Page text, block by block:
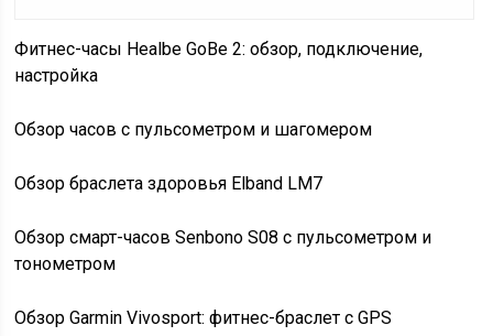
Фитнес-часы Healbe GoBe 2: обзор, подключение,
настройка
Обзор часов с пульсометром и шагомером
Обзор браслета здоровья Elband LM7
Обзор смарт-часов Senbono S08 с пульсометром и
тонометром
Обзор Garmin Vivosport: фитнес-браслет с GPS